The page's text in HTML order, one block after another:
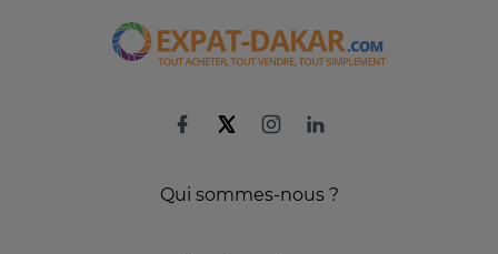
Qui sommes-nous ?